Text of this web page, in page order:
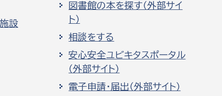
設
図書館の本を探す（外部サイ
ト）
相談をする
安心安全ユビキタスポータル
（外部サイト）
電子申請・届出（外部サイト）